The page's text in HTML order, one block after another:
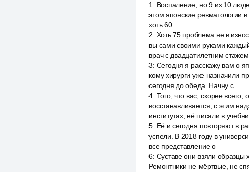
1 : Воспаление, но 9 из 10
этом японские ревматологии
хоть 60.
2: Хоть 75 проблема не в
вы сами своими руками
врач с двадцатилетним стажем.
3: Сегодня я расскажу вам о
кому хирурги уже назначили
сегодня до обеда. Начну с
4: Того, что вас, скорее
восстанавливается, с этим
институтах, её писали в
5: Её и сегодня повторяют в
успели. В 2018 году в
все представление о
6: Суставе они взяли образцы
Ремонтники не мёртвые, не